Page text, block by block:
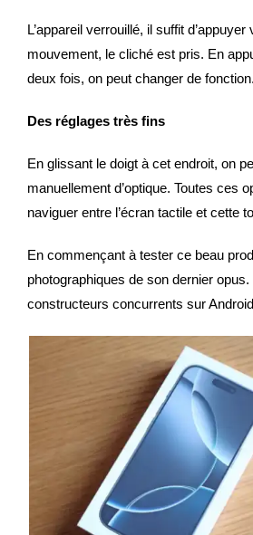
L’appareil verrouillé, il suffit
mouvement, le cliché est pris. En
deux fois, on peut changer de fonction.
Des réglages très fins
En glissant le doigt à cet endroit, on
manuellement d’optique. Toutes ces
naviguer entre l’écran tactile et cette
En commençant à tester ce beau
photographiques de son dernier
constructeurs concurrents sur